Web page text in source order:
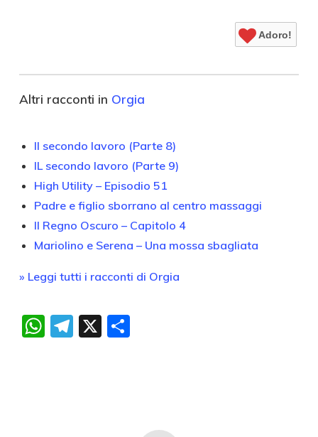
Adoro!
Altri racconti in Orgia
Il secondo lavoro (Parte 8)
IL secondo lavoro (Parte 9)
High Utility – Episodio 51
Padre e figlio sborrano al centro massaggi
Il Regno Oscuro – Capitolo 4
Mariolino e Serena – Una mossa sbagliata
» Leggi tutti i racconti di Orgia
WhatsApp
Telegram
X Condividi